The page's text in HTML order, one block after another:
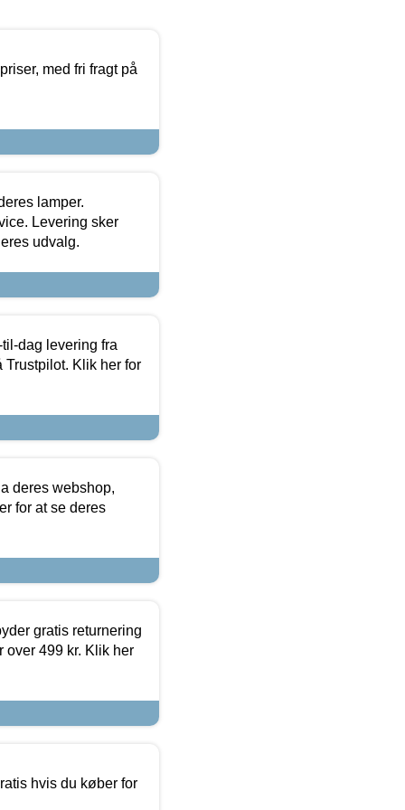
med fri fragt på
lamper.
Levering sker
udvalg.
dag levering fra
Trustpilot. Klik her for
deres webshop,
for at se deres
gratis returnering
over 499 kr. Klik her
hvis du køber for